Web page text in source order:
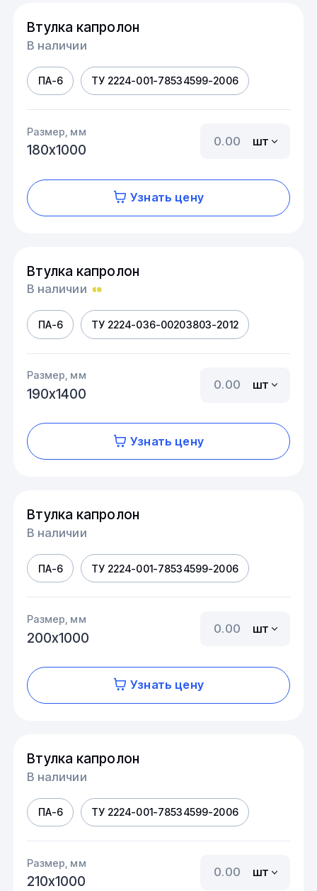
Втулка капролон
В наличии
ПА-6 ТУ 2224-001-78534599-2006
Размер, мм
180х1000
шт
Узнать цену
Втулка капролон
В наличии
ПА-6 ТУ 2224-036-00203803-2012
Размер, мм
190х1400
шт
Узнать цену
Втулка капролон
В наличии
ПА-6 ТУ 2224-001-78534599-2006
Размер, мм
200х1000
шт
Узнать цену
Втулка капролон
В наличии
ПА-6 ТУ 2224-001-78534599-2006
Размер, мм
210х1000
шт